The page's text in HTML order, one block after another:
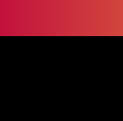
to